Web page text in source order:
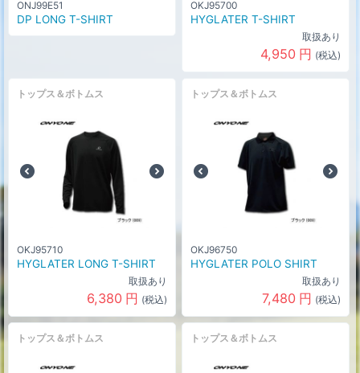
ONJ99E51
DP LONG T-SHIRT
OKJ95700
HYGLATER T-SHIRT
取扱あり
4,950 円 (税込)
トップス＆ボトムス
OKJ95710
HYGLATER LONG T-SHIRT
取扱あり
6,380 円 (税込)
トップス＆ボトムス
OKJ96750
HYGLATER POLO SHIRT
取扱あり
7,480 円 (税込)
トップス＆ボトムス トップス＆ボトムス